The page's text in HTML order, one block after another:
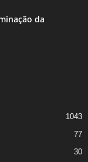
da
1043
77
30